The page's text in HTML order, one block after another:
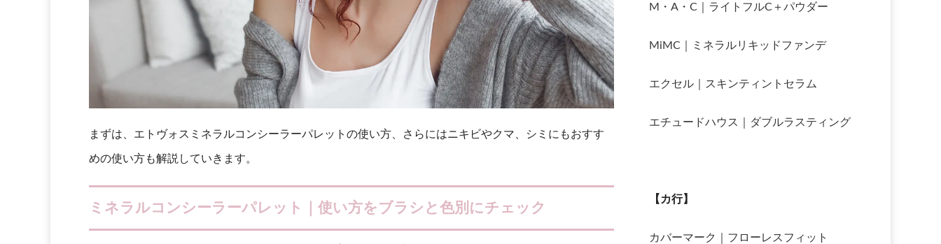
まずは、エトヴォスミネラルコンシーラーパレットの使い方、さらにはニキビやクマ、シミにもおすす
めの使い方も解説していきます。
ミネラルコンシーラーパレット｜使い方をブラシと色別にチェック
M・A・C｜ライトフルC＋パウダー
MiMC｜ミネラルリキッドファンデ
エクセル｜スキンティントセラム
エチュードハウス｜ダブルラスティング
【カ行】
カバーマーク｜フローレスフィット